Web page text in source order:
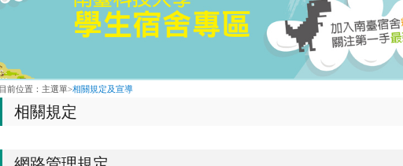
目前位置： 主選單>相關規定及宣導
相關規定